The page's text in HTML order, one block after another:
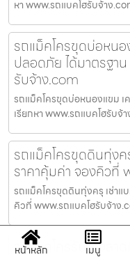
หา www.รถแบคโฮรับจ้าง
รถแม็คโครขุดบ่อหนอ
ปลอดภัย ได้มาตรฐา
รับจ้าง.com
รถแม็คโครขุดบ่อหนองแขม เ
เรียกหา www.รถแบคโฮรับ
รถแม็คโครขุดดินทุ่ง
ราคาคุ้มค่า จองคิวที่
รถแม็คโครขุดดินทุ่งครุ เช่า
คิวที่ www.รถแบคโฮรับจ้าง
รถแม็คโครรับจ้างลา
หน้าหลัก เมนู